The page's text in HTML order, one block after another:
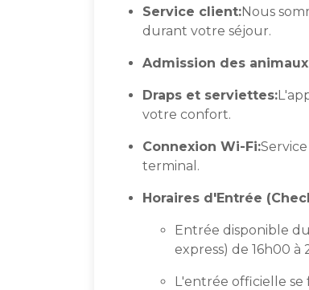
Service client:Nous
durant votre séjour.
Admission des
Draps et serviettes:
votre confort.
Connexion Wi-Fi:
terminal.
Horaires d'Entrée
Entrée disponible
express) de 16h00 à
L'entrée officielle se